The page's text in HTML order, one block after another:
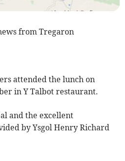
from Tregaron
attended the lunch on
in Y Talbot restaurant.
and the excellent
by Ysgol Henry Richard